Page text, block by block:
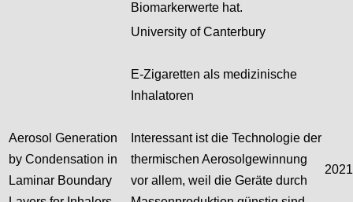
Biomarkerwerte hat.
Aerosol Generation
by Condensation in
Laminar Boundary
University of Canterbury
E-Zigaretten als medizinische
Inhalatoren
Interessant ist die Technologie der
thermischen Aerosolgewinnung
vor allem, weil die Geräte durch
2021